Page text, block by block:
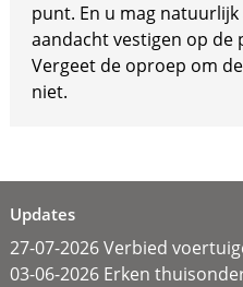
punt. En u mag
aandacht vestigen op de
Vergeet de oproep om
niet.
Updates
27-07-2026 Verbied
03-06-2026 Erken